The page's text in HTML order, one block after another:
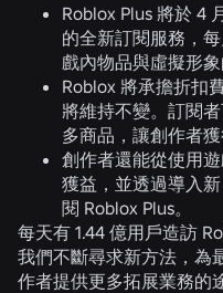
Roblox Plus 將於 4
的全新訂閱服務，
戲內物品與虛擬形
Roblox 將承擔折扣
將維持不變。訂閱
多商品，讓創作者獲
創作者還能從使用
獲益，並透過導入
閱 Roblox Plus。
每天有 1.44 億用戶造訪
我們不斷尋求新方法，為
作者提供更多拓展業務的